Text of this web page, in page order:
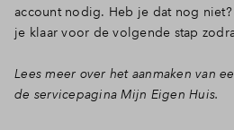
account nodig. Heb je dat nog niet?
je klaar voor de volgende stap
Lees meer over het aanmaken van
de servicepagina Mijn Eigen Huis.